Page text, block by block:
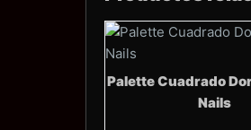
Palette Cuadrado
Nails